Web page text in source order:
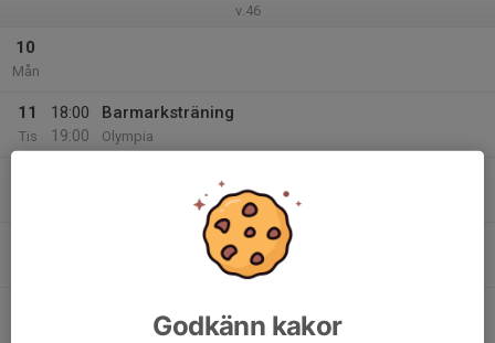
v.46
10
Mån
11
Tis
18:00
19:00
Barmarksträning
Olympia
Godkänn kakor